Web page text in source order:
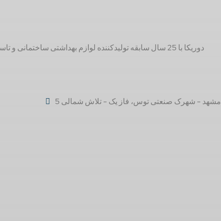
مشهد - شهرک صنعتی توس، فاز یک - تلاش شمالی 5